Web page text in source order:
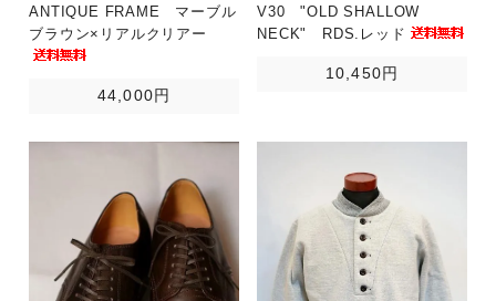
ANTIQUE FRAME マーブル
ブラウン×リアルクリアー
44,000円
V30 "OLD SHALLOW
NECK" RDS.レッド
10,450円